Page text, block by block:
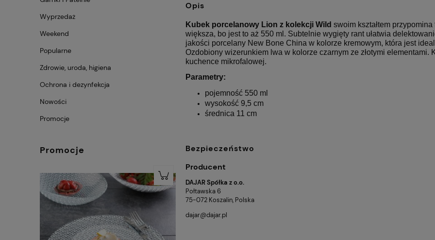
Wyprzedaż
Weekend
Popularne
Zdrowie, uroda, higiena
Ochrona i dezynfekcja
Nowości
Promocje
Promocje
Opis
Kubek porcelanowy Lion z kolekcji Wild swoim kształtem
większa, bo jest to aż 550 ml. Subtelnie wygięty rant ułatwia
jakości porcelany New Bone China w kolorze kremowym, która jest
Ozdobiony wizerunkiem lwa w kolorze czarnym ze złotymi elementami.
kuchence mikrofalowej.
Parametry:
pojemność 550 ml
wysokość 9,5 cm
średnica 11 cm
Bezpieczeństwo
Producent
DAJAR Spółka z o.o.
Połtawska 6
75-072 Koszalin, Polska
dajar@dajar.pl